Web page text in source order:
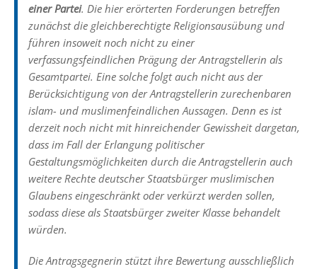
einer Partei. Die hier erörterten Forderungen betreffen
zunächst die gleichberechtigte Religionsausübung und
führen insoweit noch nicht zu einer
verfassungsfeindlichen Prägung der Antragstellerin als
Gesamtpartei. Eine solche folgt auch nicht aus der
Berücksichtigung von der Antragstellerin zurechenbaren
islam- und muslimenfeindlichen Aussagen. Denn es ist
derzeit noch nicht mit hinreichender Gewissheit dargetan,
dass im Fall der Erlangung politischer
Gestaltungsmöglichkeiten durch die Antragstellerin auch
weitere Rechte deutscher Staatsbürger muslimischen
Glaubens eingeschränkt oder verkürzt werden sollen,
sodass diese als Staatsbürger zweiter Klasse behandelt
würden.
Die Antragsgegnerin stützt ihre Bewertung ausschließlich